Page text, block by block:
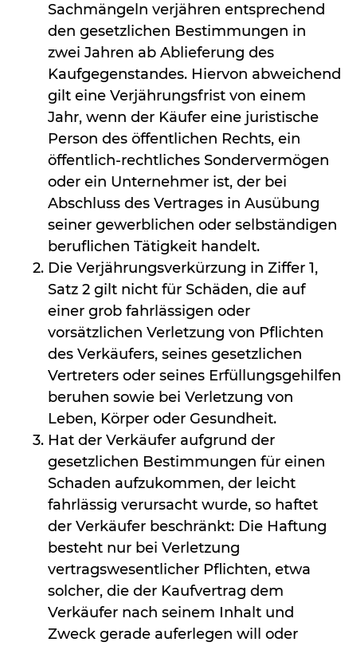
Sachmängeln verjähren entsprechend
den gesetzlichen Bestimmungen in
zwei Jahren ab Ablieferung des
Kaufgegenstandes. Hiervon abweichend
gilt eine Verjährungsfrist von einem
Jahr, wenn der Käufer eine juristische
Person des öffentlichen Rechts, ein
öffentlich-rechtliches Sondervermögen
oder ein Unternehmer ist, der bei
Abschluss des Vertrages in Ausübung
seiner gewerblichen oder selbständigen
beruflichen Tätigkeit handelt.
Die Verjährungsverkürzung in Ziffer 1,
Satz 2 gilt nicht für Schäden, die auf
einer grob fahrlässigen oder
vorsätzlichen Verletzung von Pflichten
des Verkäufers, seines gesetzlichen
Vertreters oder seines Erfüllungsgehilfen
beruhen sowie bei Verletzung von
Leben, Körper oder Gesundheit.
Hat der Verkäufer aufgrund der
gesetzlichen Bestimmungen für einen
Schaden aufzukommen, der leicht
fahrlässig verursacht wurde, so haftet
der Verkäufer beschränkt: Die Haftung
besteht nur bei Verletzung
vertragswesentlicher Pflichten, etwa
solcher, die der Kaufvertrag dem
Verkäufer nach seinem Inhalt und
Zweck gerade auferlegen will oder